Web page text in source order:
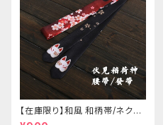
【在庫限り】和風 和柄帯/ネクタ
イ/リボン（狐面/金魚